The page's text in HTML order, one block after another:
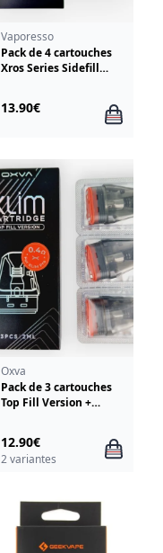
Vaporesso
Pack de 4 cartouches
Xros Series Sidefill
13.90€
Oxva
Pack de 3 cartouches
Top Fill Version +
12.90€
2 variantes